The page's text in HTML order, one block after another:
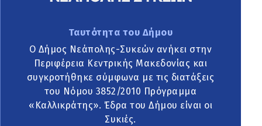
Ταυτότητα του Δήμου
Ο Δήμος Νεάπολης-Συκεών ανήκει στην
Περιφέρεια Κεντρικής Μακεδονίας και
συγκροτήθηκε σύμφωνα με τις διατάξεις
του Νόμου 3852/2010 Πρόγραμμα
«Καλλικράτης». Έδρα του Δήμου είναι οι
Συκιές.